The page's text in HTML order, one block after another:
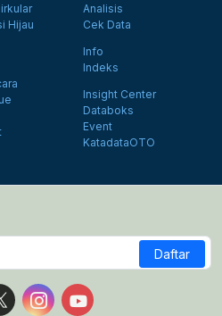
Hijau
Analisis
Cek Data
Info
Indeks
Insight Center
Databoks
Event
KatadataOTO
Daftar
us on Facebook
Follow us on X
Follow us on Instagram
Follow us on